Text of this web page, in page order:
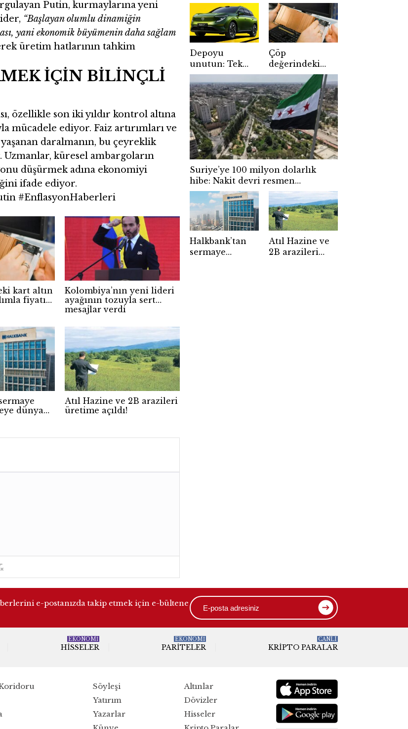
Putin, kurmaylarına yeni
“Başlayan olumlu dinamiğin
yani ekonomik büyümenin daha sağlam
üretim hatlarının tahkim
İÇİN BİLİNÇLİ
özellikle son iki yıldır kontrol altına
mücadele ediyor. Faiz artırımları ve
daralmanın, bu çeyreklik
küresel ambargoların
düşürmek adına ekonomiyi
ifade ediyor.
#EnflasyonHaberleri
kart altın
fiyatı
Kolombiya’nın yeni lideri
ayağının tozuyla sert
mesajlar verdi
dünya
Atıl Hazine ve 2B arazileri
üretime açıldı!
Depoyu
unutun: Tek
şarjla şehirler
arası yol
yapacak SUV
yüzünü
gösterdi!
Çöp
değerindeki
kart altın oldu:
Tek yazılımla
fiyatı uçuşa
geçti
Suriye’ye 100 milyon dolarlık
hibe: Nakit devri resmen
kapanıyor
Halkbank’tan
sermaye
Atıl Hazine ve
2B arazileri
e-postanızda takip etmek için e-bültene
HISSELER
EKONOMİ
PARITELER
EKONOMİ
KRIPTO PARALAR
CANLI
Söyleşi
Yatırım
Yazarlar
Altınlar
Dövizler
Hisseler